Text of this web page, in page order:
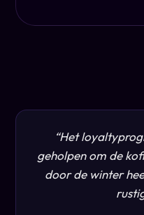
“Het
geholpen om de
door de winter